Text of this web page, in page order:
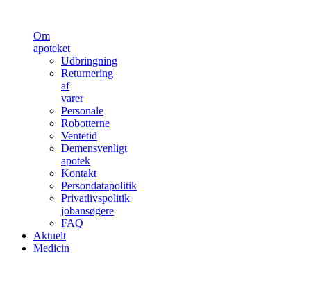
Om
apoteket
Udbringning
Returnering
af
varer
Personale
Robotterne
Ventetid
Demensvenligt
apotek
Kontakt
Persondatapolitik
Privatlivspolitik
jobansøgere
FAQ
Aktuelt
Medicin